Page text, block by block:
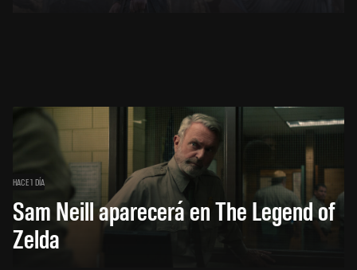
HACE 1 DÍA
Sam Neill aparecerá en The Legend of
Zelda